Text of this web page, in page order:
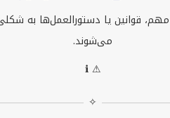
قوانین یا دستورالعمل‌ها به
می‌شوند.
ℹ ⚠
✧